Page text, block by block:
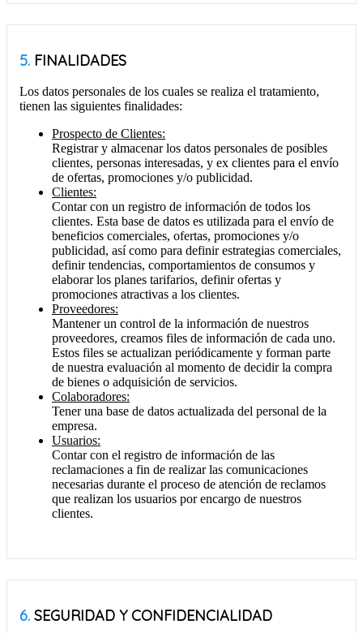
5. FINALIDADES
Los datos personales de los cuales se realiza el tratamiento,
tienen las siguientes finalidades:
Prospecto de Clientes:
Registrar y almacenar los datos personales de posibles
clientes, personas interesadas, y ex clientes para el envío
de ofertas, promociones y/o publicidad.
Clientes:
Contar con un registro de información de todos los
clientes. Esta base de datos es utilizada para el envío de
beneficios comerciales, ofertas, promociones y/o
publicidad, así como para definir estrategias comerciales,
definir tendencias, comportamientos de consumos y
elaborar los planes tarifarios, definir ofertas y
promociones atractivas a los clientes.
Proveedores:
Mantener un control de la información de nuestros
proveedores, creamos files de información de cada uno.
Estos files se actualizan periódicamente y forman parte
de nuestra evaluación al momento de decidir la compra
de bienes o adquisición de servicios.
Colaboradores:
Tener una base de datos actualizada del personal de la
empresa.
Usuarios:
Contar con el registro de información de las
reclamaciones a fin de realizar las comunicaciones
necesarias durante el proceso de atención de reclamos
que realizan los usuarios por encargo de nuestros
clientes.
6. SEGURIDAD Y CONFIDENCIALIDAD